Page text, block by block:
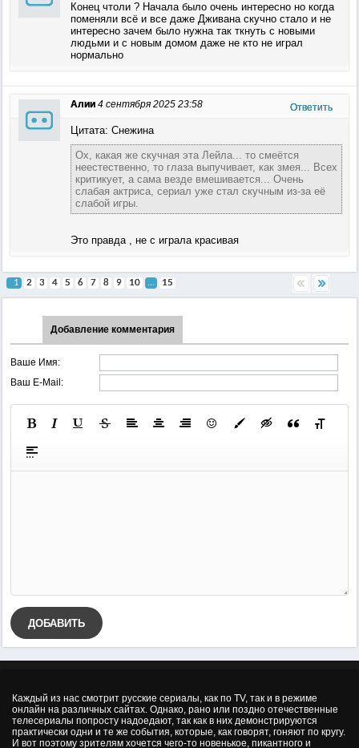
Конец чтоли ? Начала было очень интересно но когда
поменяли всё и все даже Дживана скучно стало и не
интересно зачем было нужна так ткнуть с новыми
людьми и с новым домом даже не кто не играл
нормально
Алии 4 сентября 2025 23:58 Ответить
Цитата: Снежина
Ох, какая же скучная эта Лейла... то смеётся
неестественно, то глаза выпучивает, как змея... Всех
критикует, а сама везде вмешивается... Очень
слабая актриса, сериал уже стал скучным из-за её
слабой игры.
Это правда , не с играла красивая
1 2 3 4 5 6 7 8 9 10 ... 15
Добавление комментария
Ваше Имя:
Ваш E-Mail:
ДОБАВИТЬ
Каждый из нас смотрит русские сериалы, как по TV, так и в режиме
онлайн на различных сайтах. Однако, рано или поздно отечественные
телесериалы попросту надоедают, так как в них демонстрируются
практически одни и те же события, которые, как говорят, гоняют по кругу.
И вот поэтому зрителям хочется чего-то новенькое, пикантного и